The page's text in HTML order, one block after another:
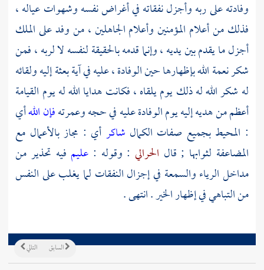
وفادته على ربه وأجزل نفقاته في أغراض نفسه وشهوات عياله ،
فذلك من أعلام المؤمنين وأعلام الجاهلين ، من وفد على الملك
أجزل ما يقدم بين يديه ، وإنما قدمه بالحقيقة لنفسه لا لربه ، فمن
شكر نعمة الله بإظهارها حين الوفادة ، عليه في آية بعثة إليه ولقائه
له شكر الله له ذلك يوم يلقاه ، فكانت هدايا الله له يوم القيامة
أعظم من هديه إليه يوم الوفادة عليه في حجه وعمرتهفإن اللهأي
: المحيط بجميع صفات الكمال شاكر أي : مجاز بالأعمال مع
المضاعفة لثوابها ; قال الحرالي : وقوله : عليم فيه تحذير من
مداخل الرياء والسمعة في إجزال النفقات لما يغلب على النفس
من التباهي في إظهار الخير . انتهى .
التالي السابق